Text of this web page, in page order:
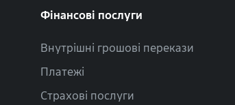
Фінансові послуги
Внутрішні грошові перекази
Платежі
Страхові послуги